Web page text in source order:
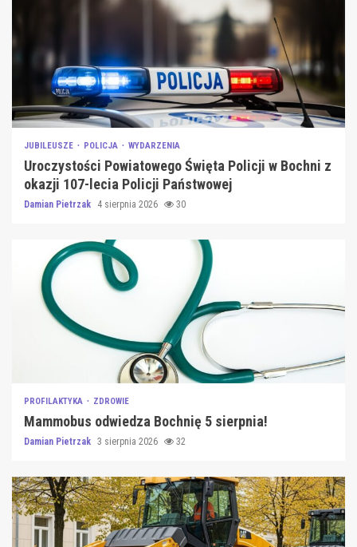
JUBILEUSZE POLICJA WYDARZENIA
Uroczystości Powiatowego Święta Policji w Bochni z
okazji 107-lecia Policji Państwowej
Damian Pietrzak 4 sierpnia 2026 30
PROFILAKTYKA ZDROWIE
Mammobus odwiedza Bochnię 5 sierpnia!
Damian Pietrzak 3 sierpnia 2026 32